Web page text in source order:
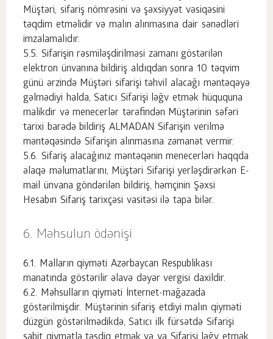
Müştəri, sifariş nömrəsini və şəxsiyyət vəsiqəsini
təqdim etməlidir və malın alınmasına dair sənədləri
imzalamalıdır.
Sifarişin rəsmiləşdirilməsi zamanı göstərilən
elektron ünvanına bildiriş aldıqdan sonra 10 təqvim
günü ərzində Müştəri sifarişi təhvil alacağı məntəqəyə
gəlmədiyi halda, Satıcı Sifarişi ləğv etmək hüququna
malikdir və menecerlər tərəfindən Müştərinin səfəri
tarixi barədə bildiriş ALMADAN Sifarişin verilmə
məntəqəsində Sifarişin alınmasına zəmanət vermir.
Sifariş alacağınız məntəqənin menecerləri haqqda
əlaqə məlumatlarını, Müştəri Sifarişi yerləşdirərkən E-
mail ünvana göndərilən bildiriş, həmçinin Şəxsi
Hesabın Sifariş tarixçəsi vasitəsi ilə tapa bilər.
Məhsulun ödənişi
Malların qiyməti Azərbaycan Respublikası
manatında göstərilir əlavə dəyər vergisi daxildir.
Məhsulların qiyməti İnternet-mağazada
göstərilmişdir. Müştərinin sifariş etdiyi malın qiyməti
düzgün göstərilmədikdə, Satıcı ilk fürsətdə Sifarişi